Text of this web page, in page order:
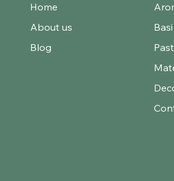
Home
About us
Blog